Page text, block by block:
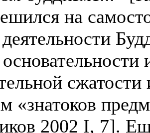
на
«знатоков
2002 I, 7].